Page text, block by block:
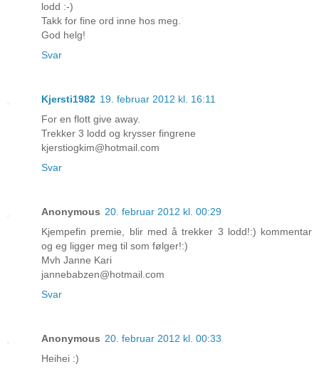
lodd :-)
Takk for fine ord inne hos meg.
God helg!
Svar
Kjersti1982 19. februar 2012 kl. 16:11
For en flott give away.
Trekker 3 lodd og krysser fingrene
kjerstiogkim@hotmail.com
Svar
Anonymous 20. februar 2012 kl. 00:29
Kjempefin premie, blir med å trekker 3 lodd!:) kommentar
og eg ligger meg til som følger!:)
Mvh Janne Kari
jannebabzen@hotmail.com
Svar
Anonymous 20. februar 2012 kl. 00:33
Heihei :)